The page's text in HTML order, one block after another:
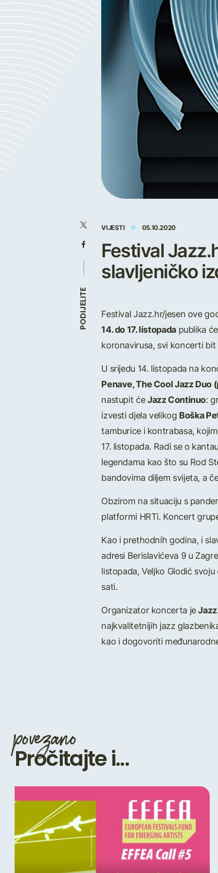
PODIJELITE
VIJESTI 05.10.2020
Festival
slavljeničko
Festival Jazz.hr/jesen ove
14. do 17. listopadapublika
koronavirusa, svi koncerti
U srijedu 14. listopada na
Penave, The Cool Jazz
nastupit ćeJazz Continuo:
izvesti djela velikog Boška
tamburice i kontrabasa,
17. listopada. Radi se o
legendama kao što su Rod
bandovima diljem svijeta, a
Obzirom na situaciju s
platformi HRTi. Koncert
Kao i prethodnih godina, i
adresi Berislavićeva 9 u
listopada, Veljko Glodić
sati.
Organizator koncerta je
najkvalitetnijih jazz
kao i dogovoriti
povezano
Pročitajte i...